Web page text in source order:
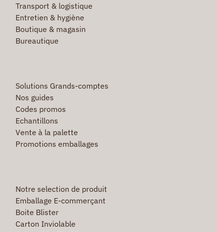
Transport & logistique
Entretien & hygiène
Boutique & magasin
Bureautique
Solutions Grands-comptes
Nos guides
Codes promos
Echantillons
Vente à la palette
Promotions emballages
Notre selection de produit
Emballage E-commerçant
Boite Blister
Carton Inviolable